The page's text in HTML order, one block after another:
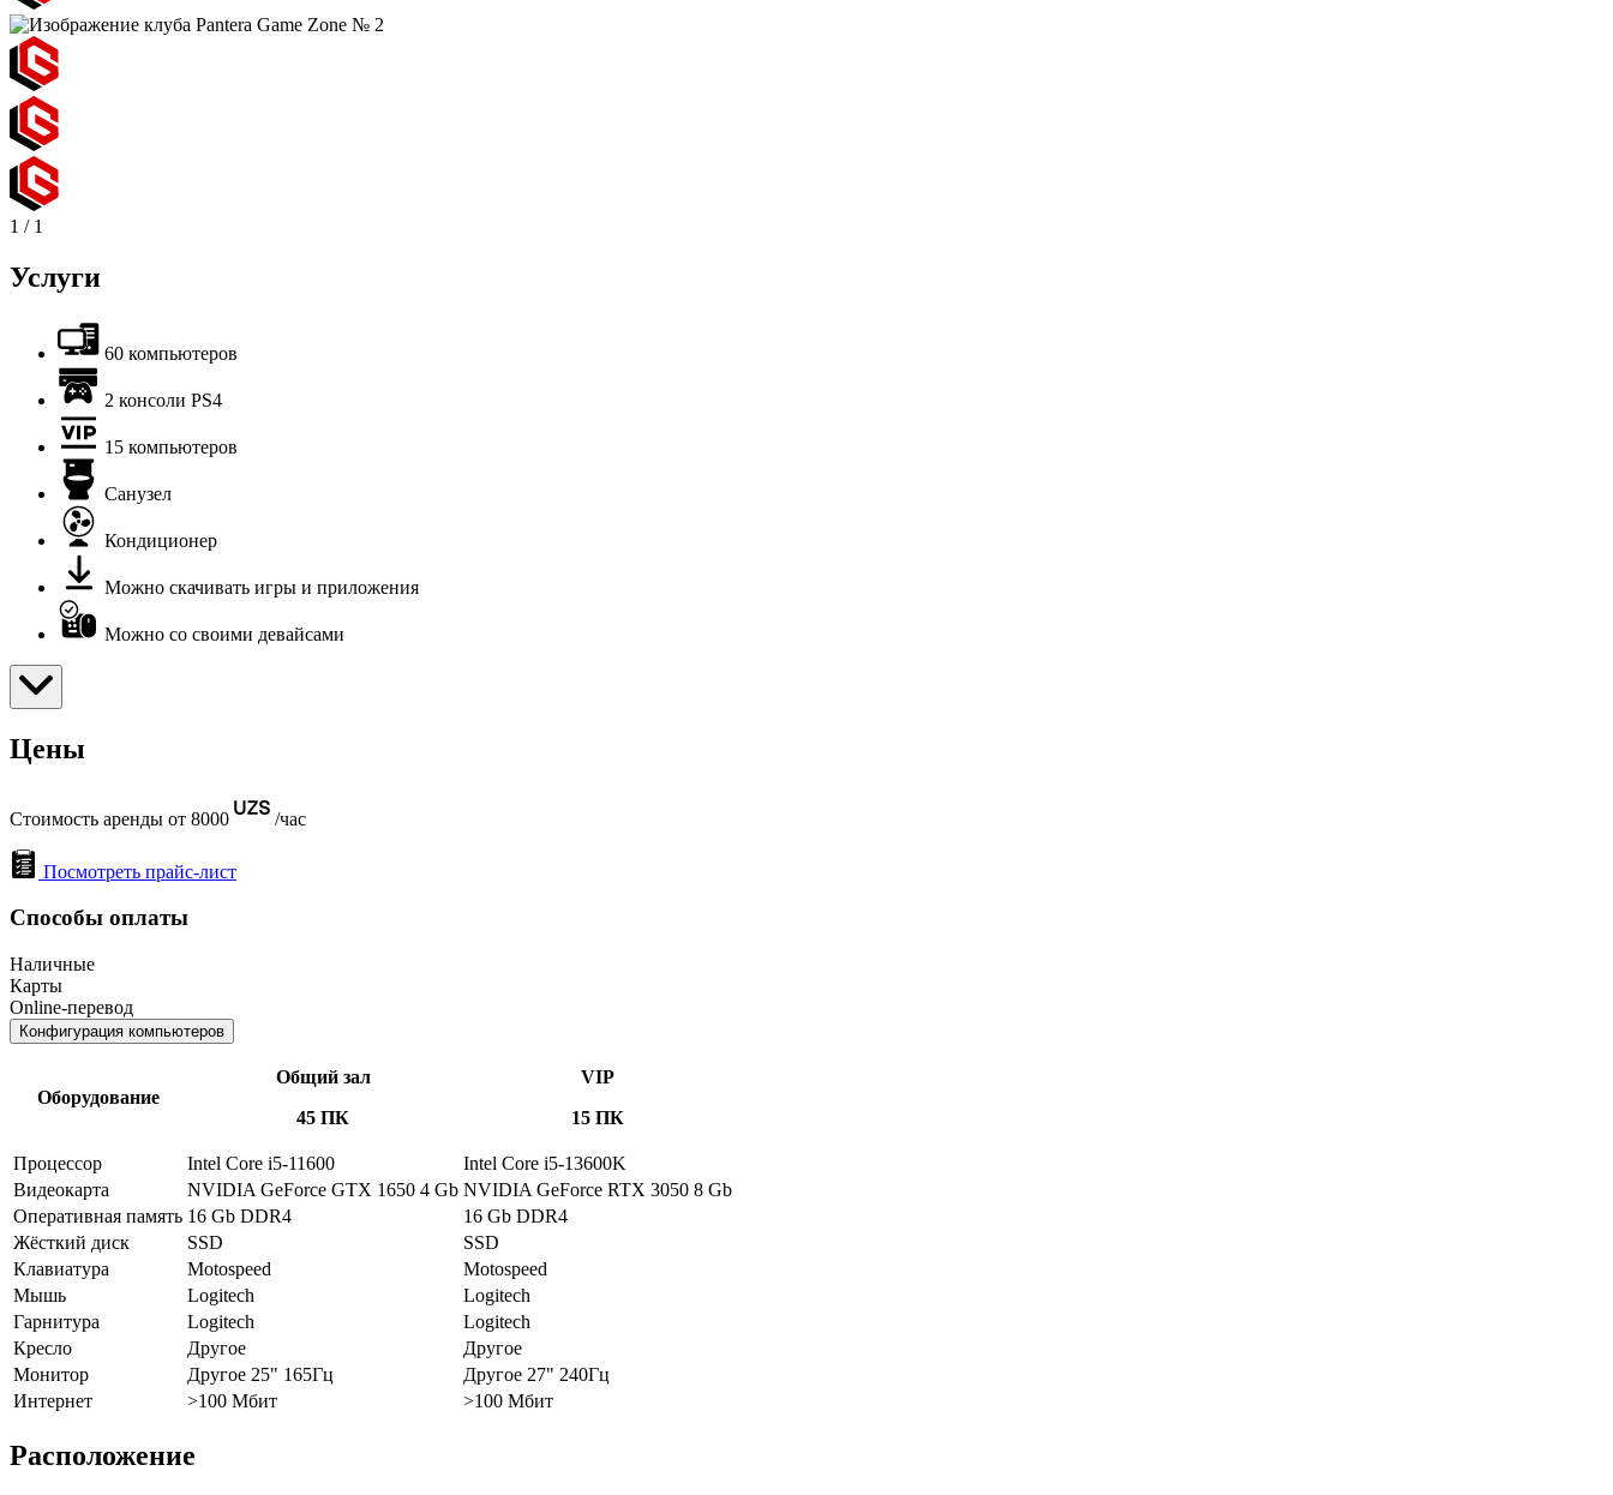
1 / 1
Услуги
60 компьютеров
2 консоли PS4
15 компьютеров
Санузел
Кондиционер
Можно скачивать игры и приложения
Можно со своими девайсами
Цены
Стоимость аренды от 8000 /час
Посмотреть прайс-лист
Способы оплаты
Наличные
Карты
Online-перевод
Конфигурация компьютеров
Оборудование
Общий зал
45 ПК
VIP
15 ПК
Процессор Intel Core i5-11600
Intel Core i5-13600K
Видеокарта
NVIDIA GeForce GTX 1650 4 Gb NVIDIA GeForce RTX 3050 8 Gb
Оперативная память 16 Gb DDR4
16 Gb DDR4
Жёсткий диск
SSD
SSD
Клавиатура
Motospeed
Motospeed
Мышь
Logitech
Logitech
Гарнитура
Logitech
Logitech
Кресло
Другое
Другое
Монитор
Другое 25" 165Гц
Другое 27" 240Гц
Интернет
>100 Мбит >100 Мбит
Расположение